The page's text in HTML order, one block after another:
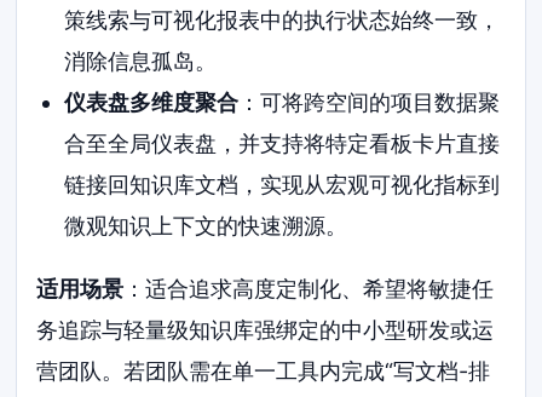
策线索与可视化报表中的执行状态始终一致，
消除信息孤岛。
仪表盘多维度聚合：可将跨空间的项目数据聚
合至全局仪表盘，并支持将特定看板卡片直接
链接回知识库文档，实现从宏观可视化指标到
微观知识上下文的快速溯源。
适用场景 ：适合追求高度定制化、希望将敏捷任
务追踪与轻量级知识库强绑定的中小型研发或运
营团队。若团队需在单一工具内完成“写文档-排